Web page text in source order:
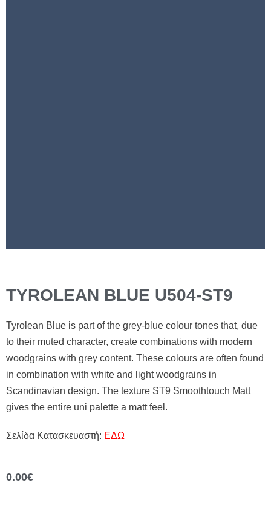
TYROLEAN BLUE U504-ST9
Tyrolean Blue is part of the grey-blue colour tones that, due
to their muted character, create combinations with modern
woodgrains with grey content. These colours are often found
in combination with white and light woodgrains in
Scandinavian design. The texture ST9 Smoothtouch Matt
gives the entire uni palette a matt feel.
Σελίδα Κατασκευαστή: ΕΔΩ
0.00€